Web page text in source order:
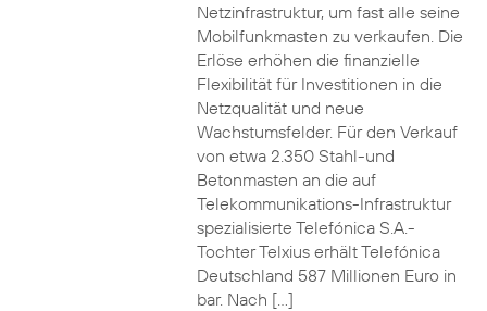
Netzinfrastruktur, um fast alle seine
Mobilfunkmasten zu verkaufen. Die
Erlöse erhöhen die finanzielle
Flexibilität für Investitionen in die
Netzqualität und neue
Wachstumsfelder. Für den Verkauf
von etwa 2.350 Stahl-und
Betonmasten an die auf
Telekommunikations-Infrastruktur
spezialisierte Telefónica S.A.-
Tochter Telxius erhält Telefónica
Deutschland 587 Millionen Euro in
bar. Nach […]